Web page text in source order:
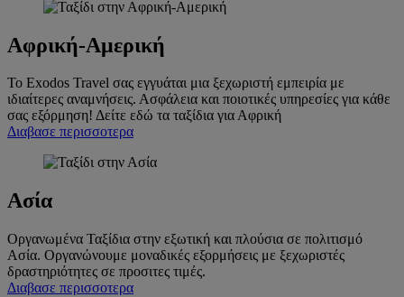
Αφρική-Αμερική
Το Exodos Travel σας εγγυάται μια ξεχωριστή εμπειρία με
ιδιαίτερες αναμνήσεις. Ασφάλεια και ποιοτικές υπηρεσίες για κάθε
σας εξόρμηση! Δείτε εδώ τα ταξίδια για Αφρική
Διαβασε περισσοτερα
Ασία
Οργανωμένα Ταξίδια στην εξωτική και πλούσια σε πολιτισμό
Ασία. Οργανώνουμε μοναδικές εξορμήσεις με ξεχωριστές
δραστηριότητες σε προσιτες τιμές.
Διαβασε περισσοτερα